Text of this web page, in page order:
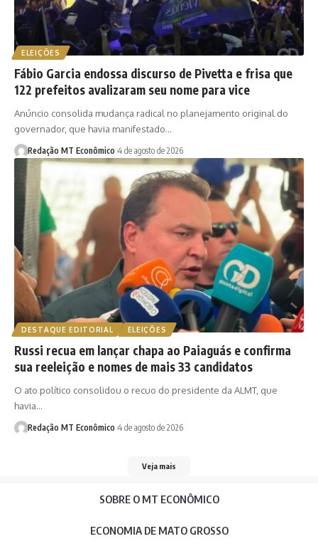
ELEIÇÕES
Fábio Garcia endossa discurso de Pivetta e frisa que
122 prefeitos avalizaram seu nome para vice
Anúncio consolida mudança radical no planejamento original do
governador, que havia manifestado…
Redação MT Econômico 4 de agosto de 2026
DESTAQUE EDITORIAL ELEIÇÕES
Russi recua em lançar chapa ao Paiaguás e confirma
sua reeleição e nomes de mais 33 candidatos
O ato político consolidou o recuo do presidente da ALMT, que
havia…
Redação MT Econômico 4 de agosto de 2026
Veja mais
SOBRE O MT ECONÔMICO
ECONOMIA DE MATO GROSSO